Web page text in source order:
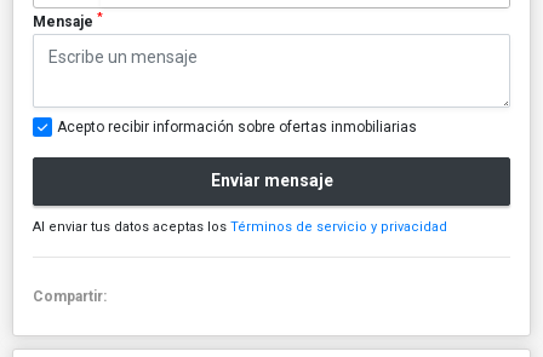
Mensaje *
Acepto recibir información sobre ofertas inmobiliarias
Enviar mensaje
Al enviar tus datos aceptas los Términos de servicio y privacidad
Compartir: